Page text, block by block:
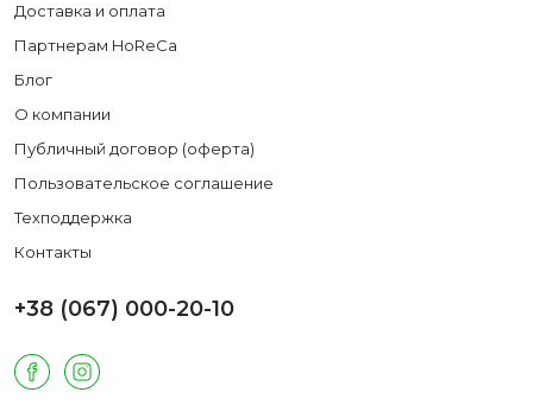
Доставка и оплата
Партнерам HoReCa
Блог
О компании
Публичный договор (оферта)
Пользовательское соглашение
Техподдержка
Контакты
+38 (067) 000-20-10